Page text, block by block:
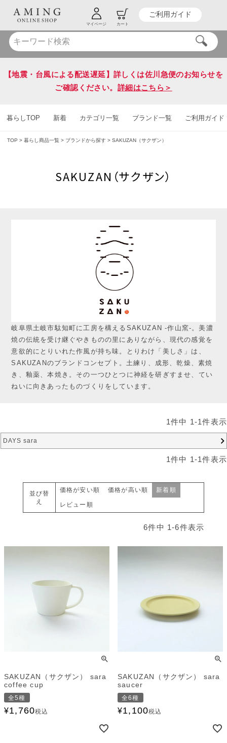
マイページ カート
ご利用ガイド
HOT KEY WORD #炭八 #送料無料
【地震・台風による配送遅延】詳しくは佐川急便のお知らせを
ご確認ください。 詳細はこちら＞
暮らしTOP 新着 カテゴリ一覧 ブランド一覧 ご利用ガイド
TOP 暮らし商品一覧 ブランドから探す SAKUZAN（サクザン）
SAKUZAN（サクザン）
岐阜県土岐市駄知町に工房を構えるSAKUZAN -作山窯-。美濃
焼の伝統を受け継ぐやきものの里にありながら、現代の感覚を
意欲的にとりいれた作風が持ち味。とりわけ「美しさ」は、
SAKUZANのブランドコンセプト。土練り、成形、乾燥、素焼
き、釉薬、本焼き。その一つひとつに神経を研ぎすませ、てい
ねいに向きあったものづくりをしています。
1件中 1 -1件表示
DAYS sara
1件中 1 -1件表示
並び替
え
価格が安い順 価格が高い順 新着順
レビュー順
6件中 1-6件表示
SAKUZAN（サクザン） sara
coffee cup
全5種
¥1,760税込
SAKUZAN（サクザン） sara
saucer
全6種
¥1,100税込